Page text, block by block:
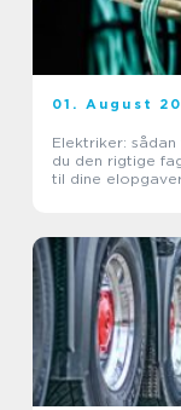
01. August
Elektriker:
du den rigtige
til dine